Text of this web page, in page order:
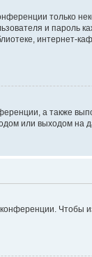
только
и пароль
интернет-
а также
или выходом
Чтобы